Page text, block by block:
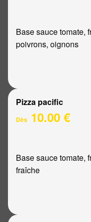
Base sauce tomate,
poivrons, oignons
Pizza pacific
Dès 10.00 €
Base sauce tomate,
fraîche